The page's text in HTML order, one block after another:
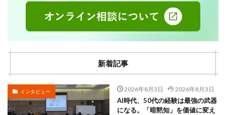
新着記事
インタビュー 2026年8月3日 2026年8月3日
AI時代、50代の経験は最強の武器
になる。「暗黙知」を価値に変え